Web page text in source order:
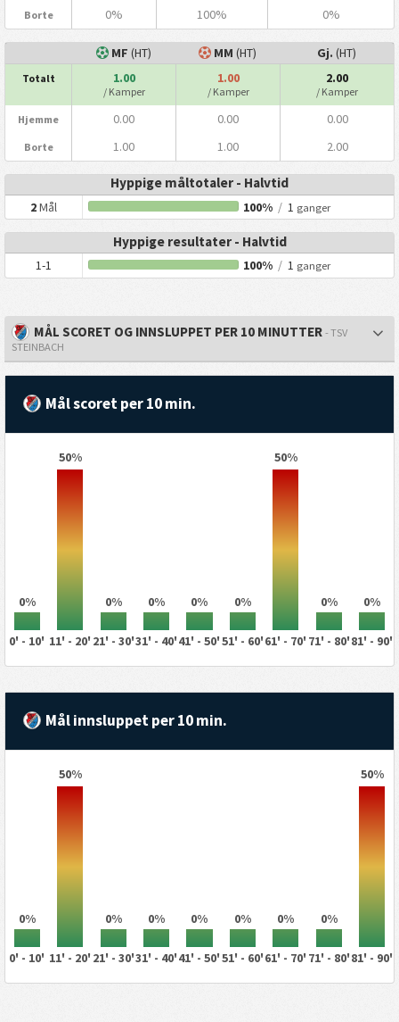
Borte 0% 100% 0%
MF (HT) MM (HT) Gj. (HT)
Totalt 1.00
/ Kamper
1.00
/ Kamper
2.00
/ Kamper
Hjemme 0.00 0.00 0.00
Borte 1.00 1.00 2.00
Hyppige måltotaler - Halvtid
2Mål 100% / 1 ganger
Hyppige resultater - Halvtid
1-1 100% / 1 ganger
MÅL SCORET OG INNSLUPPET PER 10 MINUTTER - TSV
STEINBACH
Mål scoret per 10 min.
0%
50%
0% 0% 0% 0%
50%
0% 0%
0' - 10' 11' - 20' 21' - 30'31' - 40'41' - 50'51' - 60'61' - 70' 71' - 80'81' - 90'
Mål innsluppet per 10 min.
0%
50%
0% 0% 0% 0% 0% 0%
50%
0' - 10' 11' - 20' 21' - 30'31' - 40'41' - 50'51' - 60'61' - 70' 71' - 80'81' - 90'